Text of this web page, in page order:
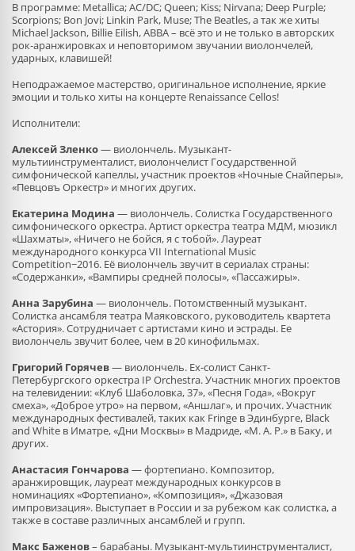
В программе: Metallica; AC/DC; Queen; Kiss; Nirvana; Deep Purple;
Scorpions; Bon Jovi; Linkin Park, Muse; The Beatles, а так же хиты
Michael Jackson, Billie Eilish, ABBA – всё это и не только в авторских
рок-аранжировках и неповторимом звучании виолончелей,
ударных, клавишей!
Неподражаемое мастерство, оригинальное исполнение, яркие
эмоции и только хиты на концерте Renaissance Cellos!
Исполнители:
Алексей Зленко— виолончель. Музыкант-
мультиинструменталист, виолончелист Государственной
симфонической капеллы, участник проектов «Ночные Снайперы»,
«Певцовъ Оркестр» и многих других.
Екатерина Модина — виолончель. Солистка Государственного
симфонического оркестра. Артист оркестра театра МДМ, мюзикл
«Шахматы», «Ничего не бойся, я с тобой». Лауреат
международного конкурса VII International Music
Competition−2016. Её виолончель звучит в сериалах страны:
«Содержанки», «Вампиры средней полосы», «Пассажиры».
Анна Зарубина — виолончель. Потомственный музыкант.
Солистка ансамбля театра Маяковского, руководитель квартета
«Астория». Сотрудничает с артистами кино и эстрады. Ее
виолончель звучит более, чем в 20 кинофильмах.
Григорий Горячев— виолончель. Ex-солист Санкт-
Петербургского оркестра IP Orchestra. Участник многих проектов
на телевидении: «Клуб Шаболовка, 37», «Песня Года», «Вокруг
смеха», «Доброе утро» на первом, «Аншлаг», и прочих. Участник
международных фестивалей, таких как Fringe в Эдинбурге, Black
and White в Иматре, «Дни Москвы» в Мадриде, «M. A. P.» в Баку, и
других.
Анастасия Гончарова — фортепиано. Композитор,
аранжировщик, лауреат международных конкурсов в
номинациях «Фортепиано», «Композиция», «Джазовая
импровизация». Выступает в России и за рубежом как солистка, а
также в составе различных ансамблей и групп.
Макс Баженов– барабаны. Музыкант-мультиинструменталист,